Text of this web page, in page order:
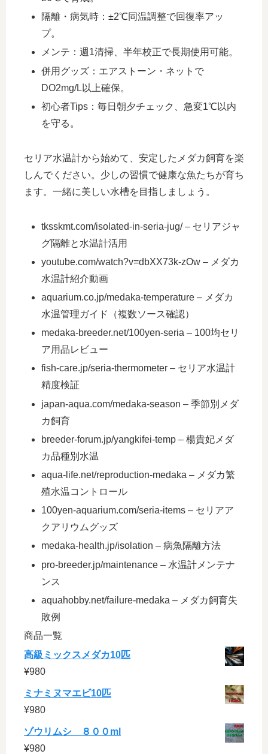
隔離・病気時：±2℃同温調整で回復率アッ
プ。
メンテ：週1清掃、半年校正で長期使用可能。
併用グッズ：エアストーン・ネットで
DO2mg/L以上確保。
初心者Tips：毎日朝夕チェック、急変1℃以内
を守る。
セリア水温計から始めて、安定したメダカ飼育を楽
しんでください。少しの習慣で健康な魚たちが育ち
ます。一緒に美しい水槽を目指しましょう。
tksskmt.com/isolated-in-seria-jug/ – セリアジャ
グ隔離と水温計活用
youtube.com/watch?v=dbXX73k-zOw – メダカ
水温計紹介動画
aquarium.co.jp/medaka-temperature – メダカ
水温管理ガイド（複数ソース確認）
medaka-breeder.net/100yen-seria – 100均セリ
ア用品レビュー
fish-care.jp/seria-thermometer – セリア水温計
精度検証
japan-aqua.com/medaka-season – 季節別メダ
カ飼育
breeder-forum.jp/yangkifei-temp – 楊貴妃メダ
カ品種別水温
aqua-life.net/reproduction-medaka – メダカ繁
殖水温コントロール
100yen-aquarium.com/seria-items – セリアア
クアリウムグッズ
medaka-health.jp/isolation – 病魚隔離方法
pro-breeder.jp/maintenance – 水温計メンテナ
ンス
aquahobby.net/failure-medaka – メダカ飼育失
敗例
商品一覧
高級ミックスメダカ10匹
¥980
ミナミヌマエビ10匹
¥980
ゾウリムシ ８００ml
¥980